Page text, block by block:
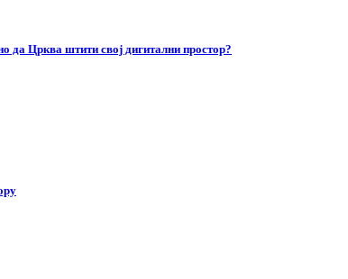
да Црква штити свој дигитални простор?